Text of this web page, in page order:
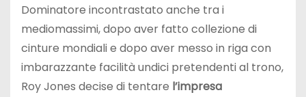
Dominatore incontrastato anche tra i
mediomassimi, dopo aver fatto collezione di
cinture mondiali e dopo aver messo in riga con
imbarazzante facilità undici pretendenti al trono,
Roy Jones decise di tentare l’impresa